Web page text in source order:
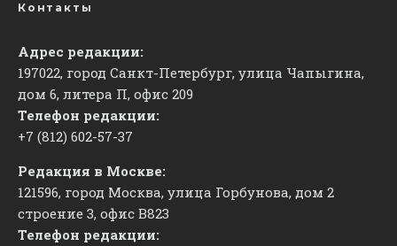
Контакты
Адрес редакции:
197022, город Санкт-Петербург, улица Чапыгина,
дом 6, литера П, офис 209
Телефон редакции:
+7 (812) 602-57-37
Редакция в Москве:
121596, город Москва, улица Горбунова, дом 2
строение 3, офис ​В823
Телефон редакции: